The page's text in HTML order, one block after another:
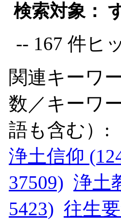
検索対象：
-- 167 件ヒ
関連キーワ
数／キーワ
語も含む）:
浄土信仰
37509) 浄土
5423) 往生